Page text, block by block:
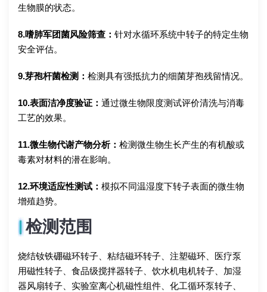
生物膜的状态。
8.嗜肺军团菌风险筛查： 针对水循环系统中转子的特定生物
安全评估。
9.芽孢杆菌检测： 检测具有强抵抗力的细菌芽孢残留情况。
10.表面洁净度验证： 通过微生物限度测试评价清洗与消毒
工艺的效果。
11.微生物代谢产物分析： 检测微生物生长产生的有机酸或
毒素对材料的潜在影响。
12.环境适应性测试： 模拟不同温湿度下转子表面的微生物
增殖趋势。
检测范围
烧结钕铁硼磁环转子、粘结磁环转子、注塑磁环、医疗泵
用磁性转子、食品级搅拌器转子、饮水机电机转子、加湿
器风扇转子、实验室离心机磁性组件、化工循环泵转子、